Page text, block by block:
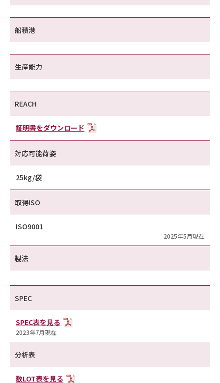
船積港
生産能力
REACH
証明書をダウンロード
対応可能荷姿
25kg/袋
取得ISO
ISO9001
2025年5月現在
製法
SPEC
SPEC表を見る
2023年7月現在
分析表
数LOT表を見る